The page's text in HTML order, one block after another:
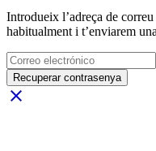
Introdueix l’adreça de
habitualment i t’enviarem
Recuperar contrasenya
close